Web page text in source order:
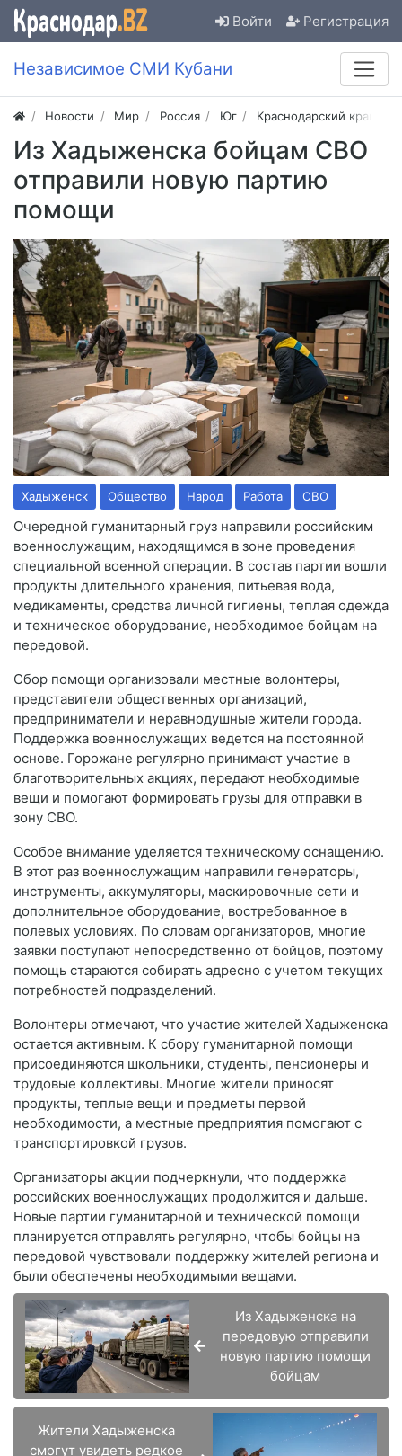
Войти Регистрация
Независимое СМИ Кубани
Новости Мир Россия Юг Краснодарский край
Из Хадыженска бойцам СВО
отправили новую партию
помощи
Хадыженск Общество Народ Работа СВО
Очередной гуманитарный груз направили российским
военнослужащим, находящимся в зоне проведения
специальной военной операции. В состав партии вошли
продукты длительного хранения, питьевая вода,
медикаменты, средства личной гигиены, теплая одежда
и техническое оборудование, необходимое бойцам на
передовой.
Сбор помощи организовали местные волонтеры,
представители общественных организаций,
предприниматели и неравнодушные жители города.
Поддержка военнослужащих ведется на постоянной
основе. Горожане регулярно принимают участие в
благотворительных акциях, передают необходимые
вещи и помогают формировать грузы для отправки в
зону СВО.
Особое внимание уделяется техническому оснащению.
В этот раз военнослужащим направили генераторы,
инструменты, аккумуляторы, маскировочные сети и
дополнительное оборудование, востребованное в
полевых условиях. По словам организаторов, многие
заявки поступают непосредственно от бойцов, поэтому
помощь стараются собирать адресно с учетом текущих
потребностей подразделений.
Волонтеры отмечают, что участие жителей Хадыженска
остается активным. К сбору гуманитарной помощи
присоединяются школьники, студенты, пенсионеры и
трудовые коллективы. Многие жители приносят
продукты, теплые вещи и предметы первой
необходимости, а местные предприятия помогают с
транспортировкой грузов.
Организаторы акции подчеркнули, что поддержка
российских военнослужащих продолжится и дальше.
Новые партии гуманитарной и технической помощи
планируется отправлять регулярно, чтобы бойцы на
передовой чувствовали поддержку жителей региона и
были обеспечены необходимыми вещами.
Из Хадыженска на
передовую отправили
новую партию помощи
бойцам
Жители Хадыженска
смогут увидеть редкое